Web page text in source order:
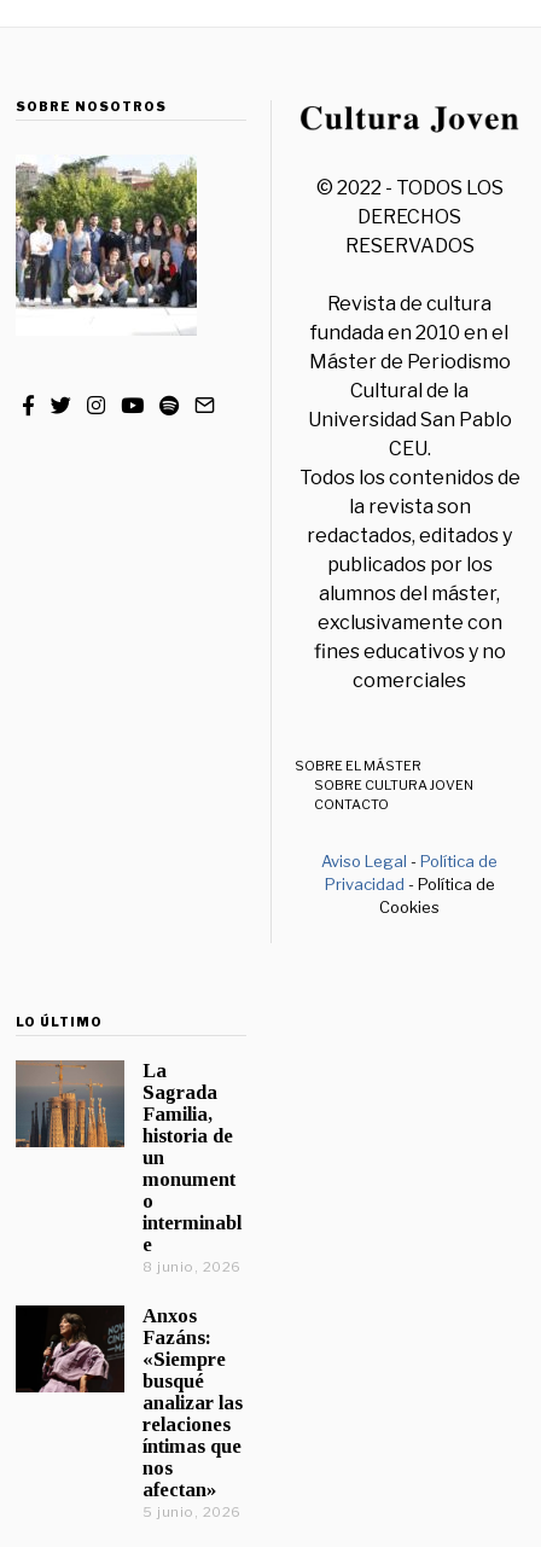
SOBRE NOSOTROS
© 2022 - TODOS LOS
DERECHOS
RESERVADOS
Revista de cultura
fundada en 2010 en el
Máster de Periodismo
Cultural de la
Universidad San Pablo
CEU.
Todos los contenidos de
la revista son
redactados, editados y
publicados por los
alumnos del máster,
exclusivamente con
fines educativos y no
comerciales
SOBRE EL MÁSTER
SOBRE CULTURA JOVEN
CONTACTO
Aviso Legal -Política de
Privacidad - Política de
Cookies
LO ÚLTIMO
La
Sagrada
Familia,
historia de
un
monument
o
interminabl
e
8 junio, 2026
Anxos
Fazáns:
«Siempre
busqué
analizar las
relaciones
íntimas que
nos
afectan»
5 junio, 2026